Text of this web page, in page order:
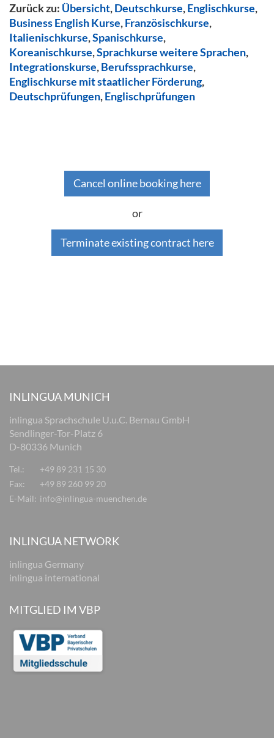
Zurück zu: Übersicht,Deutschkurse,Englischkurse,
Business English Kurse,Französischkurse,
Italienischkurse,Spanischkurse,
Koreanischkurse,Sprachkurse weitere Sprachen,
Integrationskurse,Berufssprachkurse,
Englischkurse mit staatlicher Förderung,
Deutschprüfungen,Englischprüfungen
Cancel online booking here
or
Terminate existing contract here
INLINGUA MUNICH
inlingua Sprachschule U.u.C. Bernau GmbH
Sendlinger-Tor-Platz 6
D-80336 Munich
Tel.:
+49 89 231 15 30
Fax:
+49 89 260 99 20
E-Mail: info@inlingua-muenchen.de
INLINGUA NETWORK
inlingua Germany
inlingua international
MITGLIED IM VBP